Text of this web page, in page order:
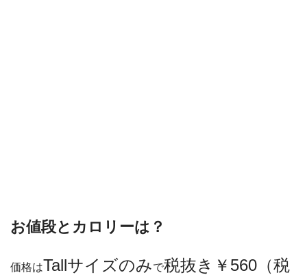
お値段とカロリーは？
価格はTallサイズのみで税抜き￥560（税